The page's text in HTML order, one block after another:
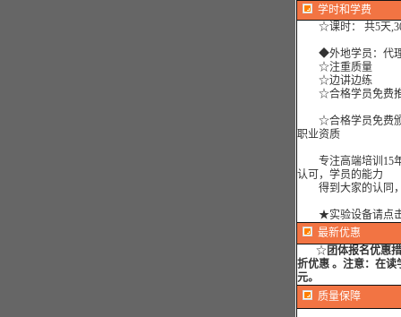
学时和学费
☆课时： 共5天
◆外地学员：代理
☆注重质量
☆边讲边练
☆合格学员免费
☆合格学员免费颁
职业资质
专注高端培训15年
认可，学员的能力
得到大家的认同，
★实验设备请点
最新优惠
☆ 团体报名优惠
折优惠 。注意：在读
元。
质量保障